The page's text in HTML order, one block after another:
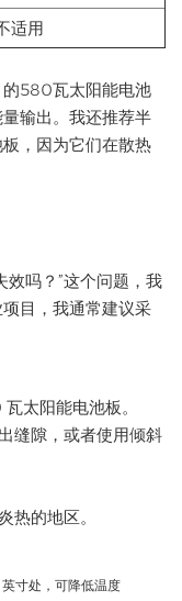
适用
580瓦太阳能电池
输出。我还推荐半
，因为它们在散热
效吗？”这个问题，我
目，我通常建议采
太阳能电池板。
缝隙，或者使用倾斜
热的地区。
寸处，可降低温度